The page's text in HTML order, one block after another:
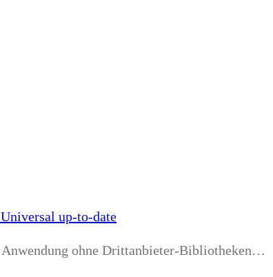
up-to-date
ohne Drittanbieter-Bibliotheken…